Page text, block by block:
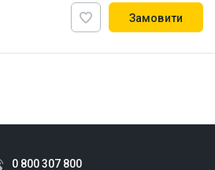
Замовити
0 800 307 800